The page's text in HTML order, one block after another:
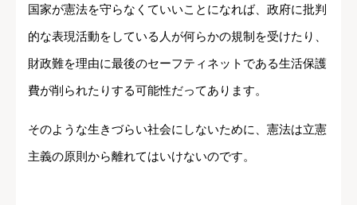
国家が憲法を守らなくていいことになれば、政府に批判
的な表現活動をしている人が何らかの規制を受けたり、
財政難を理由に最後のセーフティネットである生活保護
費が削られたりする可能性だってあります。
そのような生きづらい社会にしないために、憲法は立憲
主義の原則から離れてはいけないのです。